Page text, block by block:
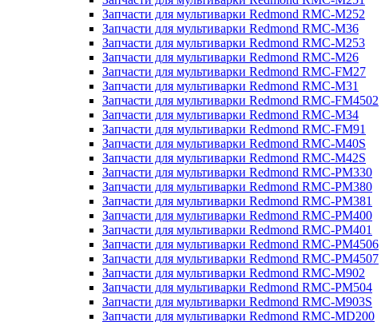
Запчасти для мультиварки Redmond RMC-M252
Запчасти для мультиварки Redmond RMC-M36
Запчасти для мультиварки Redmond RMC-M253
Запчасти для мультиварки Redmond RMC-M26
Запчасти для мультиварки Redmond RMC-FM27
Запчасти для мультиварки Redmond RMC-M31
Запчасти для мультиварки Redmond RMC-FM4502
Запчасти для мультиварки Redmond RMC-M34
Запчасти для мультиварки Redmond RMC-FM91
Запчасти для мультиварки Redmond RMC-M40S
Запчасти для мультиварки Redmond RMC-M42S
Запчасти для мультиварки Redmond RMC-PM330
Запчасти для мультиварки Redmond RMC-PM380
Запчасти для мультиварки Redmond RMC-PM381
Запчасти для мультиварки Redmond RMC-PM400
Запчасти для мультиварки Redmond RMC-PM401
Запчасти для мультиварки Redmond RMC-PM4506
Запчасти для мультиварки Redmond RMC-PM4507
Запчасти для мультиварки Redmond RMC-M902
Запчасти для мультиварки Redmond RMC-PM504
Запчасти для мультиварки Redmond RMC-M903S
Запчасти для мультиварки Redmond RMC-MD200